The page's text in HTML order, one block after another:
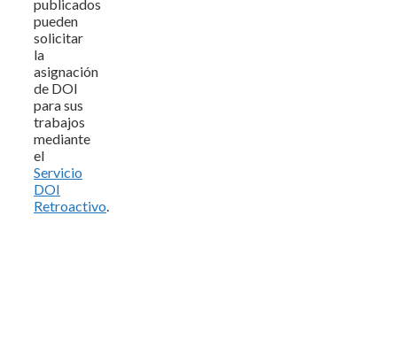
publicados
pueden
solicitar
la
asignación
de DOI
para sus
trabajos
mediante
el
Servicio
DOI
Retroactivo